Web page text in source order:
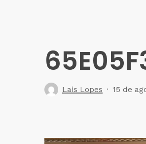
Lais Lopes 15 de